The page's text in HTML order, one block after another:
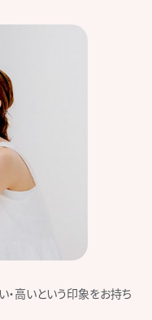
高いという印象をお持ち